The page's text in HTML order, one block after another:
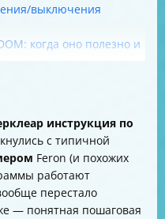
выключения
когда оно полезно и
12/24 часа
MASTER CLEAR
инструкция по
с типичной
Feron (и похожих
работают
перестало
— понятная пошаговая